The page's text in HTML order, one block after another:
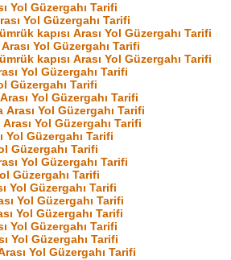
Yol Güzergahı Tarifi
Yol Güzergahı Tarifi
kapısı Arası Yol Güzergahı Tarifi
Yol Güzergahı Tarifi
kapısı Arası Yol Güzergahı Tarifi
Yol Güzergahı Tarifi
Güzergahı Tarifi
Yol Güzergahı Tarifi
Yol Güzergahı Tarifi
Yol Güzergahı Tarifi
Yol Güzergahı Tarifi
Güzergahı Tarifi
Yol Güzergahı Tarifi
Güzergahı Tarifi
Yol Güzergahı Tarifi
Yol Güzergahı Tarifi
Yol Güzergahı Tarifi
Yol Güzergahı Tarifi
Yol Güzergahı Tarifi
Yol Güzergahı Tarifi